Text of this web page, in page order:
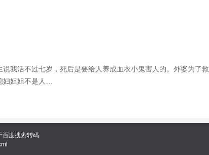
金丹期巅峰！” “你培养徒弟修为从金丹期突破，获得万倍返还，
我活不过七岁，死后是要给人养成血衣小鬼害人的。外婆为了救
妇姐姐不是人…
度搜索转码